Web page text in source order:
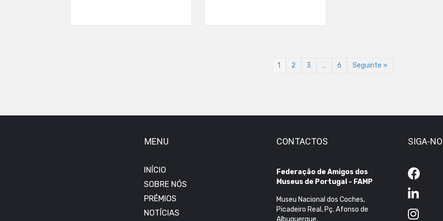
1 2 3 … 6 Seguinte »
MENU
INÍCIO
SOBRE NÓS
PRÉMIOS
NOTÍCIAS
CONTACTOS
Federação de Amigos dos
Museus de Portugal - FAMP
Museu Nacional dos Coches,
Picadeiro Real, Pç. Afonso de
SIGA-